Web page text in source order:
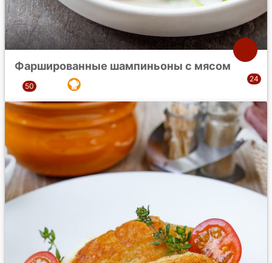
Фаршированные шампиньоны с мясом